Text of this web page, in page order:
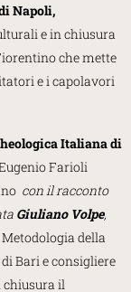
Napoli,
e in chiusura
che mette
e i capolavori
Italiana di
Farioli
con il racconto
Giuliano Volpe,
della
Bari e consigliere
chiusura il